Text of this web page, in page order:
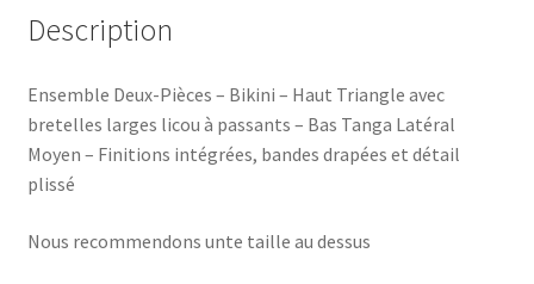
Description
Ensemble Deux-Pièces – Bikini – Haut Triangle avec
bretelles larges licou à passants – Bas Tanga Latéral
Moyen – Finitions intégrées, bandes drapées et détail
plissé
Nous recommendons unte taille au dessus